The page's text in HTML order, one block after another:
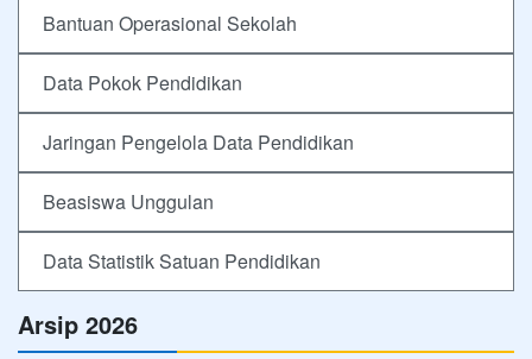
Bantuan Operasional Sekolah
Data Pokok Pendidikan
Jaringan Pengelola Data Pendidikan
Beasiswa Unggulan
Data Statistik Satuan Pendidikan
Arsip 2026